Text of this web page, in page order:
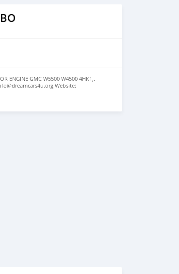
ENGINE GMC W5500 W4500 4HK1,.
Website:
276-7292.